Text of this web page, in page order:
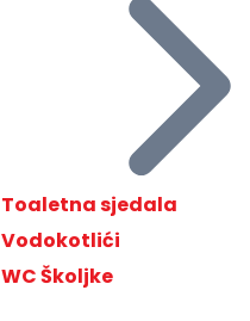
Toaletna sjedala
Vodokotlići
WC Školjke